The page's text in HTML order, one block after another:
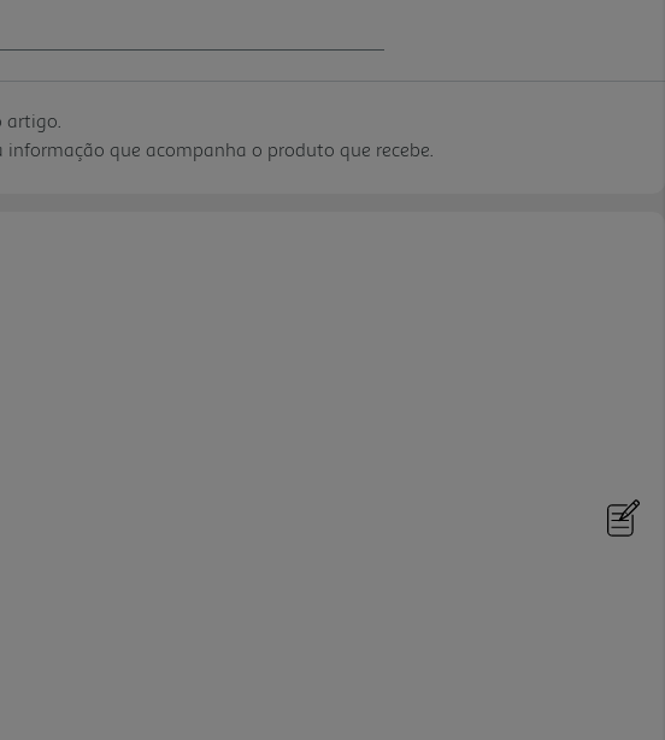
que acompanha o produto que recebe.